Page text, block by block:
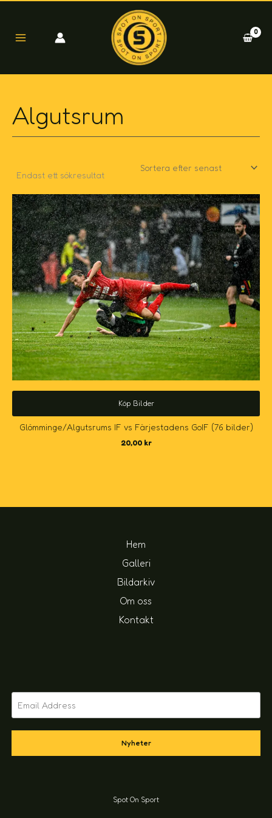
innehåll
Algutsrum
Endast ett sökresultat
Köp Bilder
Glömminge/Algutsrums IF vs Färjestadens GoIF (76 bilder)
20,00 kr
Hem
Galleri
Bildarkiv
Om oss
Kontakt
Nyheter
Spot On Sport